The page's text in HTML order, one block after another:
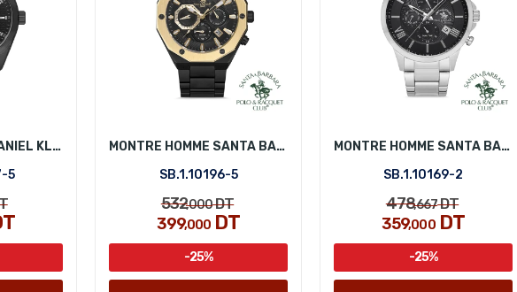
MONTRE HOMME DANIEL KLEIN DK.1.14087-5
5
MONTRE HOMME SANTA BARBARA POLO SB.1.10196-5
SB.1.10196-5
532,000DT
399,000 DT
-25%
MONTRE HOMME SANTA BARBARA POLO SB.1.10169-2
SB.1.10169-2
478,667DT
359,000DT
-25%